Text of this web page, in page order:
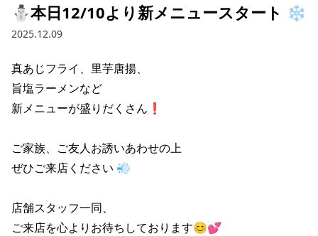
所在地
焼とりてっぱん
玉鋼
せんと
や台や
華花
コーポレートガバナンス
業績推移
財政状況
株式情報
IRライブラリトップ
決算短信
決算説明資料
有価証券報告書等法定開示資料
IRカレンダー
株主優待
パート・アルバイト
お問い合わせ
IRお問い合わせ
ご意見・アンケート（ご来店の方）
プライバシーポリシー
サイトマップ
⛄本日12/10より新メニュースタート ❄️
2025.12.09
真あじフライ、里芋唐揚、
旨塩ラーメンなど
新メニューが盛りだくさん❗
ご家族、ご友人お誘いあわせの上
ぜひご来店ください 💨
店舗スタッフ一同、
ご来店を心よりお待ちしております😊💕